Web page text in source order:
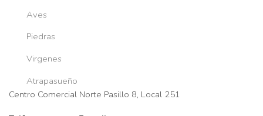
Aves
Piedras
Virgenes
Atrapasueño
Centro Comercial Norte Pasillo 8, Local 251